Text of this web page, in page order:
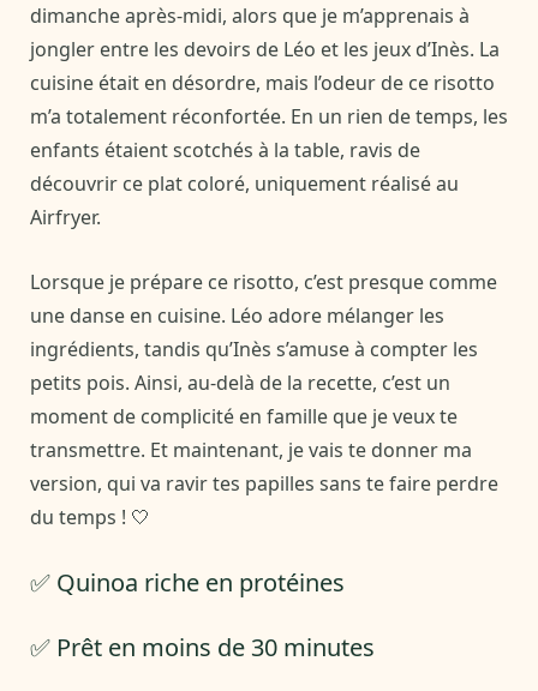
dimanche après-midi, alors que je m’apprenais à
jongler entre les devoirs de Léo et les jeux d’Inès. La
cuisine était en désordre, mais l’odeur de ce risotto
m’a totalement réconfortée. En un rien de temps, les
enfants étaient scotchés à la table, ravis de
découvrir ce plat coloré, uniquement réalisé au
Airfryer.
Lorsque je prépare ce risotto, c’est presque comme
une danse en cuisine. Léo adore mélanger les
ingrédients, tandis qu’Inès s’amuse à compter les
petits pois. Ainsi, au-delà de la recette, c’est un
moment de complicité en famille que je veux te
transmettre. Et maintenant, je vais te donner ma
version, qui va ravir tes papilles sans te faire perdre
du temps ! 🤍
✅ Quinoa riche en protéines
✅ Prêt en moins de 30 minutes